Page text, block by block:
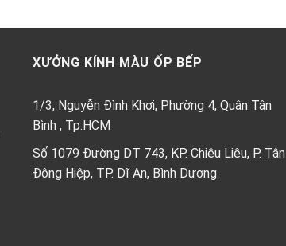
XƯỞNG KÍNH MÀU ỐP BẾP
1/3, Nguyễn Đình Khơi, Phường 4, Quận Tân
Bình , Tp.HCM
Số 1079 Đường DT 743, KP. Chiêu Liêu, P. Tân
Đông Hiệp, TP. Dĩ An, Bình Dương